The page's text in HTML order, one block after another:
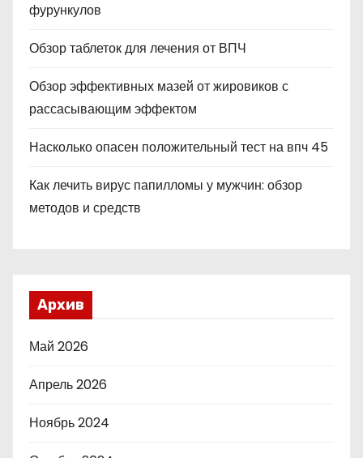
фурункулов
Обзор таблеток для лечения от ВПЧ
Обзор эффективных мазей от жировиков с
рассасывающим эффектом
Насколько опасен положительный тест на впч 45
Как лечить вирус папилломы у мужчин: обзор
методов и средств
Архив
Май 2026
Апрель 2026
Ноябрь 2024